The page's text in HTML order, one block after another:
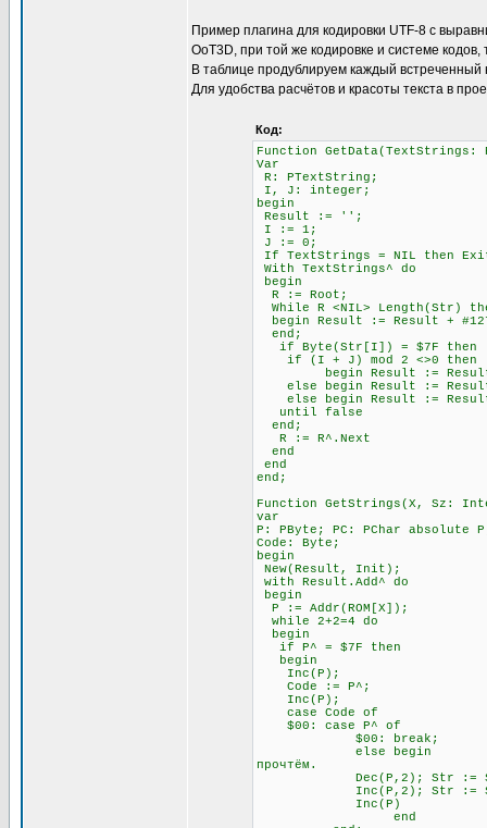
Пример плагина для кодировки UTF-8 с
OoT3D, при той же кодировке и системе
В таблице продублируем каждый
Для удобства расчётов и красоты текста в
Код:
Function
Var
R: PTextString;
I, J: integer;
begin
Result := '';
I := 1; \\ Счётчик
J := 0; \\
If TextStrings = NIL then
With TextStrings^ do
begin
R := Root;
While R <NIL>
begin Result := Result +
end;
if Byte(Str[I]) = $7F
if (I + J) mod 2 <>0
begin Result := Result +
else begin Result := Result
else begin Result := Result
until false \\ Всё это
end;
R := R^.Next
end
end
end;
Function GetStrings(X, Sz:
var
P: PByte; PC: PChar absolute
Code: Byte;
begin
New(Result, Init);
with Result.Add^ do
begin
P := Addr(ROM[X]);
while 2+2=4 do \\
begin
if P^ = $7F then \\
begin
Inc(P); \\
Code := P^;
Inc(P);
case Code of
$00: case P^ of
$00: break; \\ А за
else begin \\ Если за
прочтём.
Dec(P,2); Str := Str
Inc(P,2); Str := Str
Inc(P)
end